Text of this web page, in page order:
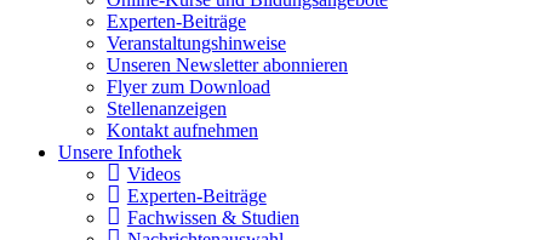
Experten-Beiträge
Veranstaltungshinweise
Unseren Newsletter abonnieren
Flyer zum Download
Stellenanzeigen
Kontakt aufnehmen
Unsere Infothek
Videos
Experten-Beiträge
Fachwissen & Studien